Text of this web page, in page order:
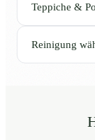
Teppiche &
Reinigung